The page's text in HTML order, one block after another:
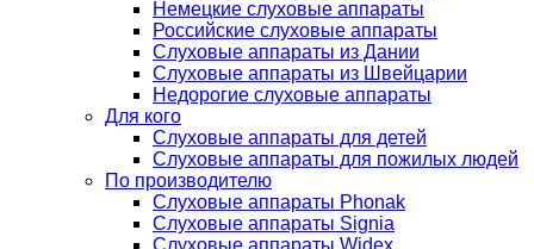
Немецкие слуховые аппараты
Российские слуховые аппараты
Слуховые аппараты из Дании
Слуховые аппараты из Швейцарии
Недорогие слуховые аппараты
Для кого
Слуховые аппараты для детей
Слуховые аппараты для пожилых людей
По производителю
Слуховые аппараты Phonak
Слуховые аппараты Signia
Слуховые аппараты Widex